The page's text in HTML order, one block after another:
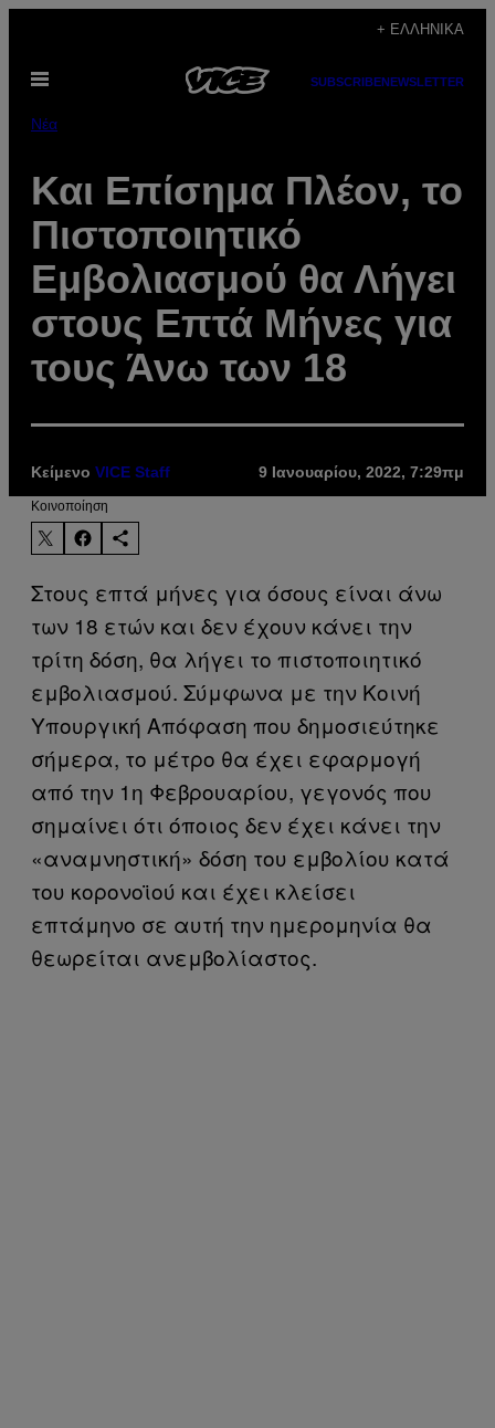
περιεχόμενο
+ ΕΛΛΗΝΙΚΆ
Ανοίξτε
SUBSCRIBENEWSLETTER
Νέα
Και Επίσημα Πλέον, το
Πιστοποιητικό
Εμβολιασμού θα Λήγει
στους Επτά Μήνες για
τους Άνω των 18
Κείμενο VICE Staff 9 Ιανουαρίου, 2022, 7:29πμ
Kοινοποίηση
Στους επτά μήνες για όσους είναι άνω
των 18 ετών και δεν έχουν κάνει την
τρίτη δόση, θα λήγει το πιστοποιητικό
εμβολιασμού. Σύμφωνα με την Κοινή
Υπουργική Απόφαση που δημοσιεύτηκε
σήμερα, το μέτρο θα έχει εφαρμογή
από την 1η Φεβρουαρίου, γεγονός που
σημαίνει ότι όποιος δεν έχει κάνει την
«αναμνηστική» δόση του εμβολίου κατά
του κορονοϊού και έχει κλείσει
επτάμηνο σε αυτή την ημερομηνία θα
θεωρείται ανεμβολίαστος.